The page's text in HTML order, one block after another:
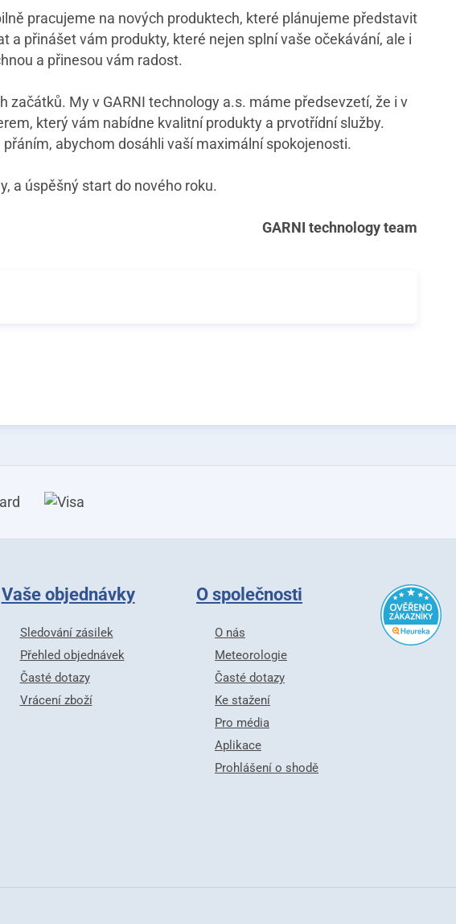
pracujeme na nových produktech, které plánujeme představit
a přinášet vám produkty, které nejen splní vaše očekávání, ale i
a přinesou vám radost.
začátků. My v GARNI technology a.s. máme předsevzetí, že i v
který vám nabídne kvalitní produkty a prvotřídní služby.
abychom dosáhli vaší maximální spokojenosti.
a úspěšný start do nového roku.
GARNI technology team
Vaše objednávky
Sledování zásilek
Přehled objednávek
Časté dotazy
Vrácení zboží
O společnosti
O nás
Meteorologie
Časté dotazy
Ke stažení
Pro média
Aplikace
Prohlášení o shodě